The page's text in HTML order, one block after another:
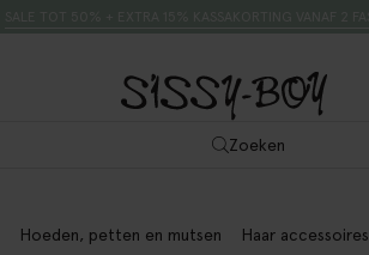
Zoeken
Hoeden, petten en mutsen Haar accessoires